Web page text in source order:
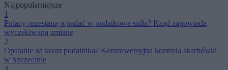
Najpopularniejsze
1
Polacy przestaną wpadać w podatkowe sidła? Rząd zapowiada
wyczekiwaną zmianę
2
Opalanie na koszt podatnika? Kontrowersyjna kontrola skarbówki
w Szczecinie